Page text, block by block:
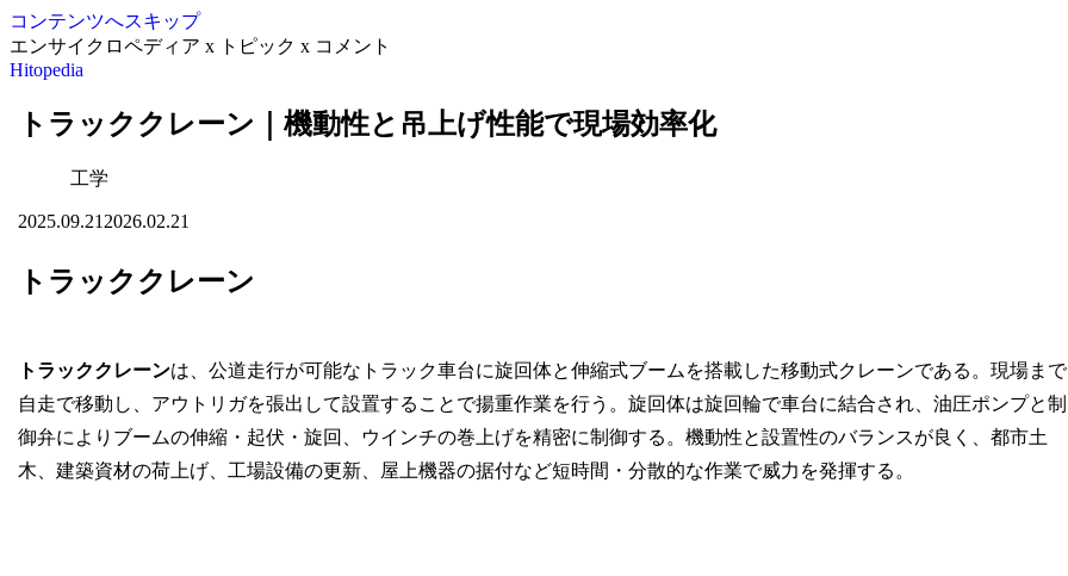
コンテンツへスキップ
エンサイクロペディア x トピック x コメント
Hitopedia
トラッククレーン｜機動性と吊上げ性能で現場効率化
工学
2025.09.21 2026.02.21
トラッククレーン
トラッククレーンは、公道走行が可能なトラック車台に旋回体と伸縮式ブームを搭載した移動式クレーンである。現場まで
自走で移動し、アウトリガを張出して設置することで揚重作業を行う。旋回体は旋回輪で車台に結合され、油圧ポンプと制
御弁によりブームの伸縮・起伏・旋回、ウインチの巻上げを精密に制御する。機動性と設置性のバランスが良く、都市土
木、建築資材の荷上げ、工場設備の更新、屋上機器の据付など短時間・分散的な作業で威力を発揮する。